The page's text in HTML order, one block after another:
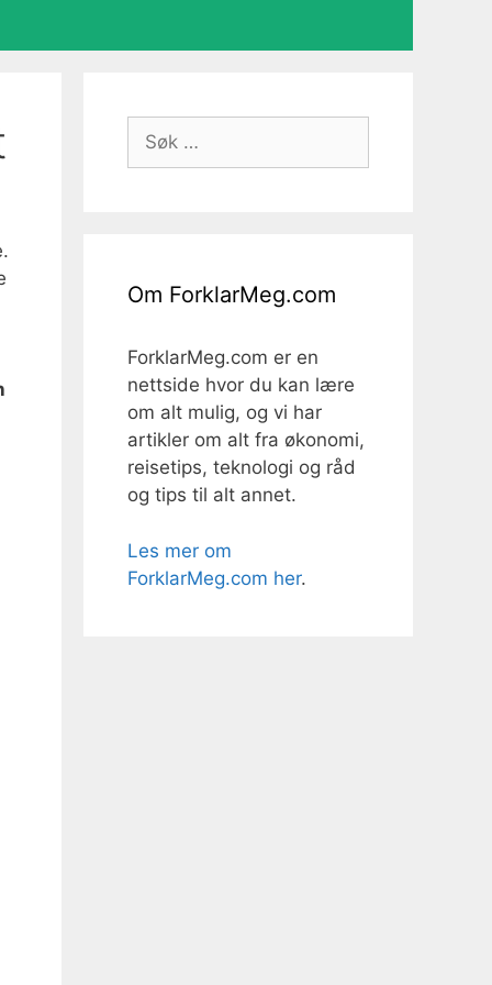
Søk
etter:
Om ForklarMeg.com
ForklarMeg.com er en
nettside hvor du kan lære
om alt mulig, og vi har
artikler om alt fra økonomi,
reisetips, teknologi og råd
og tips til alt annet.
Les mer om
ForklarMeg.com her.